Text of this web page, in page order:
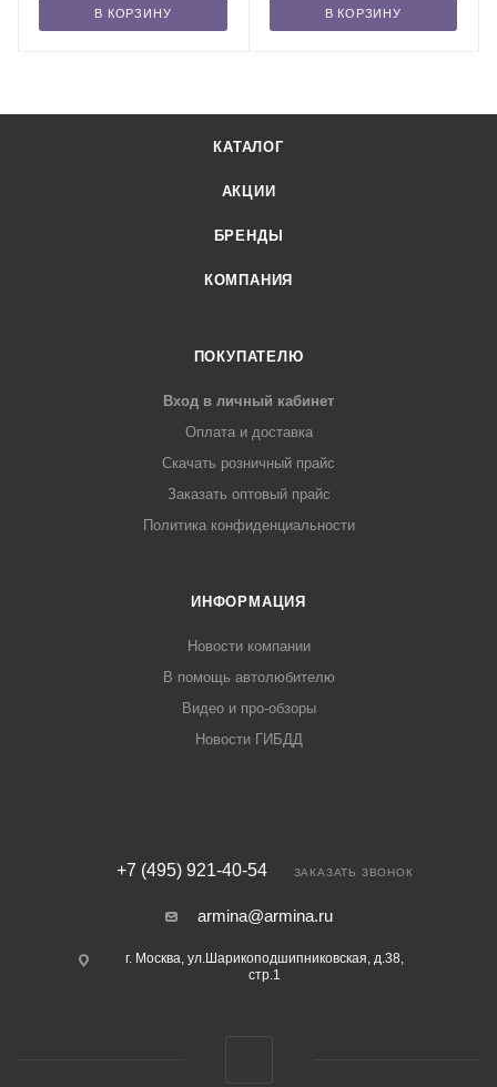
В КОРЗИНУ В КОРЗИНУ
КАТАЛОГ
АКЦИИ
БРЕНДЫ
КОМПАНИЯ
ПОКУПАТЕЛЮ
Вход в личный кабинет
Оплата и доставка
Скачать розничный прайс
Заказать оптовый прайс
Политика конфиденциальности
ИНФОРМАЦИЯ
Новости компании
В помощь автолюбителю
Видео и про-обзоры
Новости ГИБДД
+7 (495) 921-40-54 ЗАКАЗАТЬ ЗВОНОК
armina@armina.ru
г. Москва, ул.Шарикоподшипниковская, д.38,
стр.1